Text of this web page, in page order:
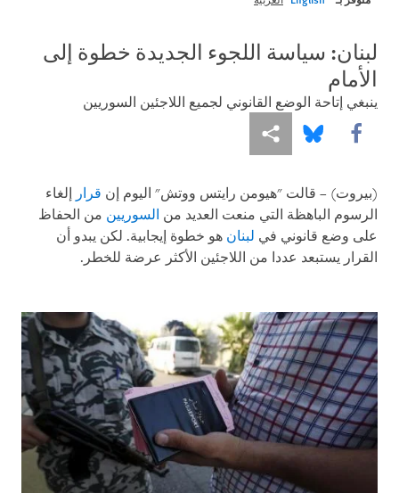
لبنان: سياسة اللجوء الجديدة خطوة إلى
الأمام
ينبغي إتاحة الوضع القانوني لجميع اللاجئين السوريين
Share this via Facebook
Share this via Bluesky
Share this via مشاركة
(بيروت) – قالت "هيومن رايتس ووتش" اليوم إن قرار إلغاء
الرسوم الباهظة التي منعت العديد من السوريين من الحفاظ
على وضع قانوني في لبنان هو خطوة إيجابية. لكن يبدو أن
القرار يستبعد عددا من اللاجئين الأكثر عرضة للخطر.